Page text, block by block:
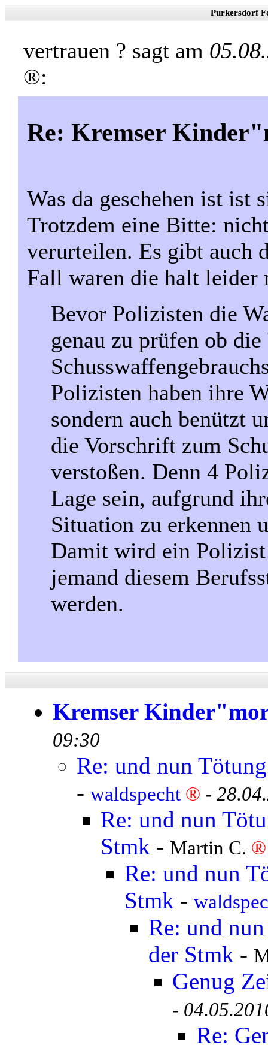
Purkersdorf
vertrauen ? sagt am
®:
Re: Kremser
Was da geschehen ist ist
Trotzdem eine Bitte:
verurteilen. Es gibt auch
Fall waren die halt leider
Bevor Polizisten die
genau zu prüfen ob die
Polizisten haben ihre
sondern auch benützt
die Vorschrift zum
verstoßen. Denn 4
Lage sein, aufgrund
Situation zu erkennen
Damit wird ein
jemand diesem
werden.
Kremser
09:30
Re: und nun
- waldspecht ® -
Re: und nun
Stmk - Martin C. ®
Re: und nun
Stmk -
Re: und
der Stmk -
Genug
-
Re: